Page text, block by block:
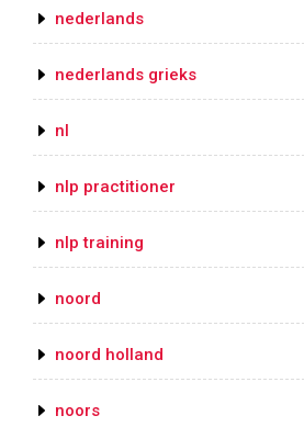
nederlands
nederlands grieks
nl
nlp practitioner
nlp training
noord
noord holland
noors